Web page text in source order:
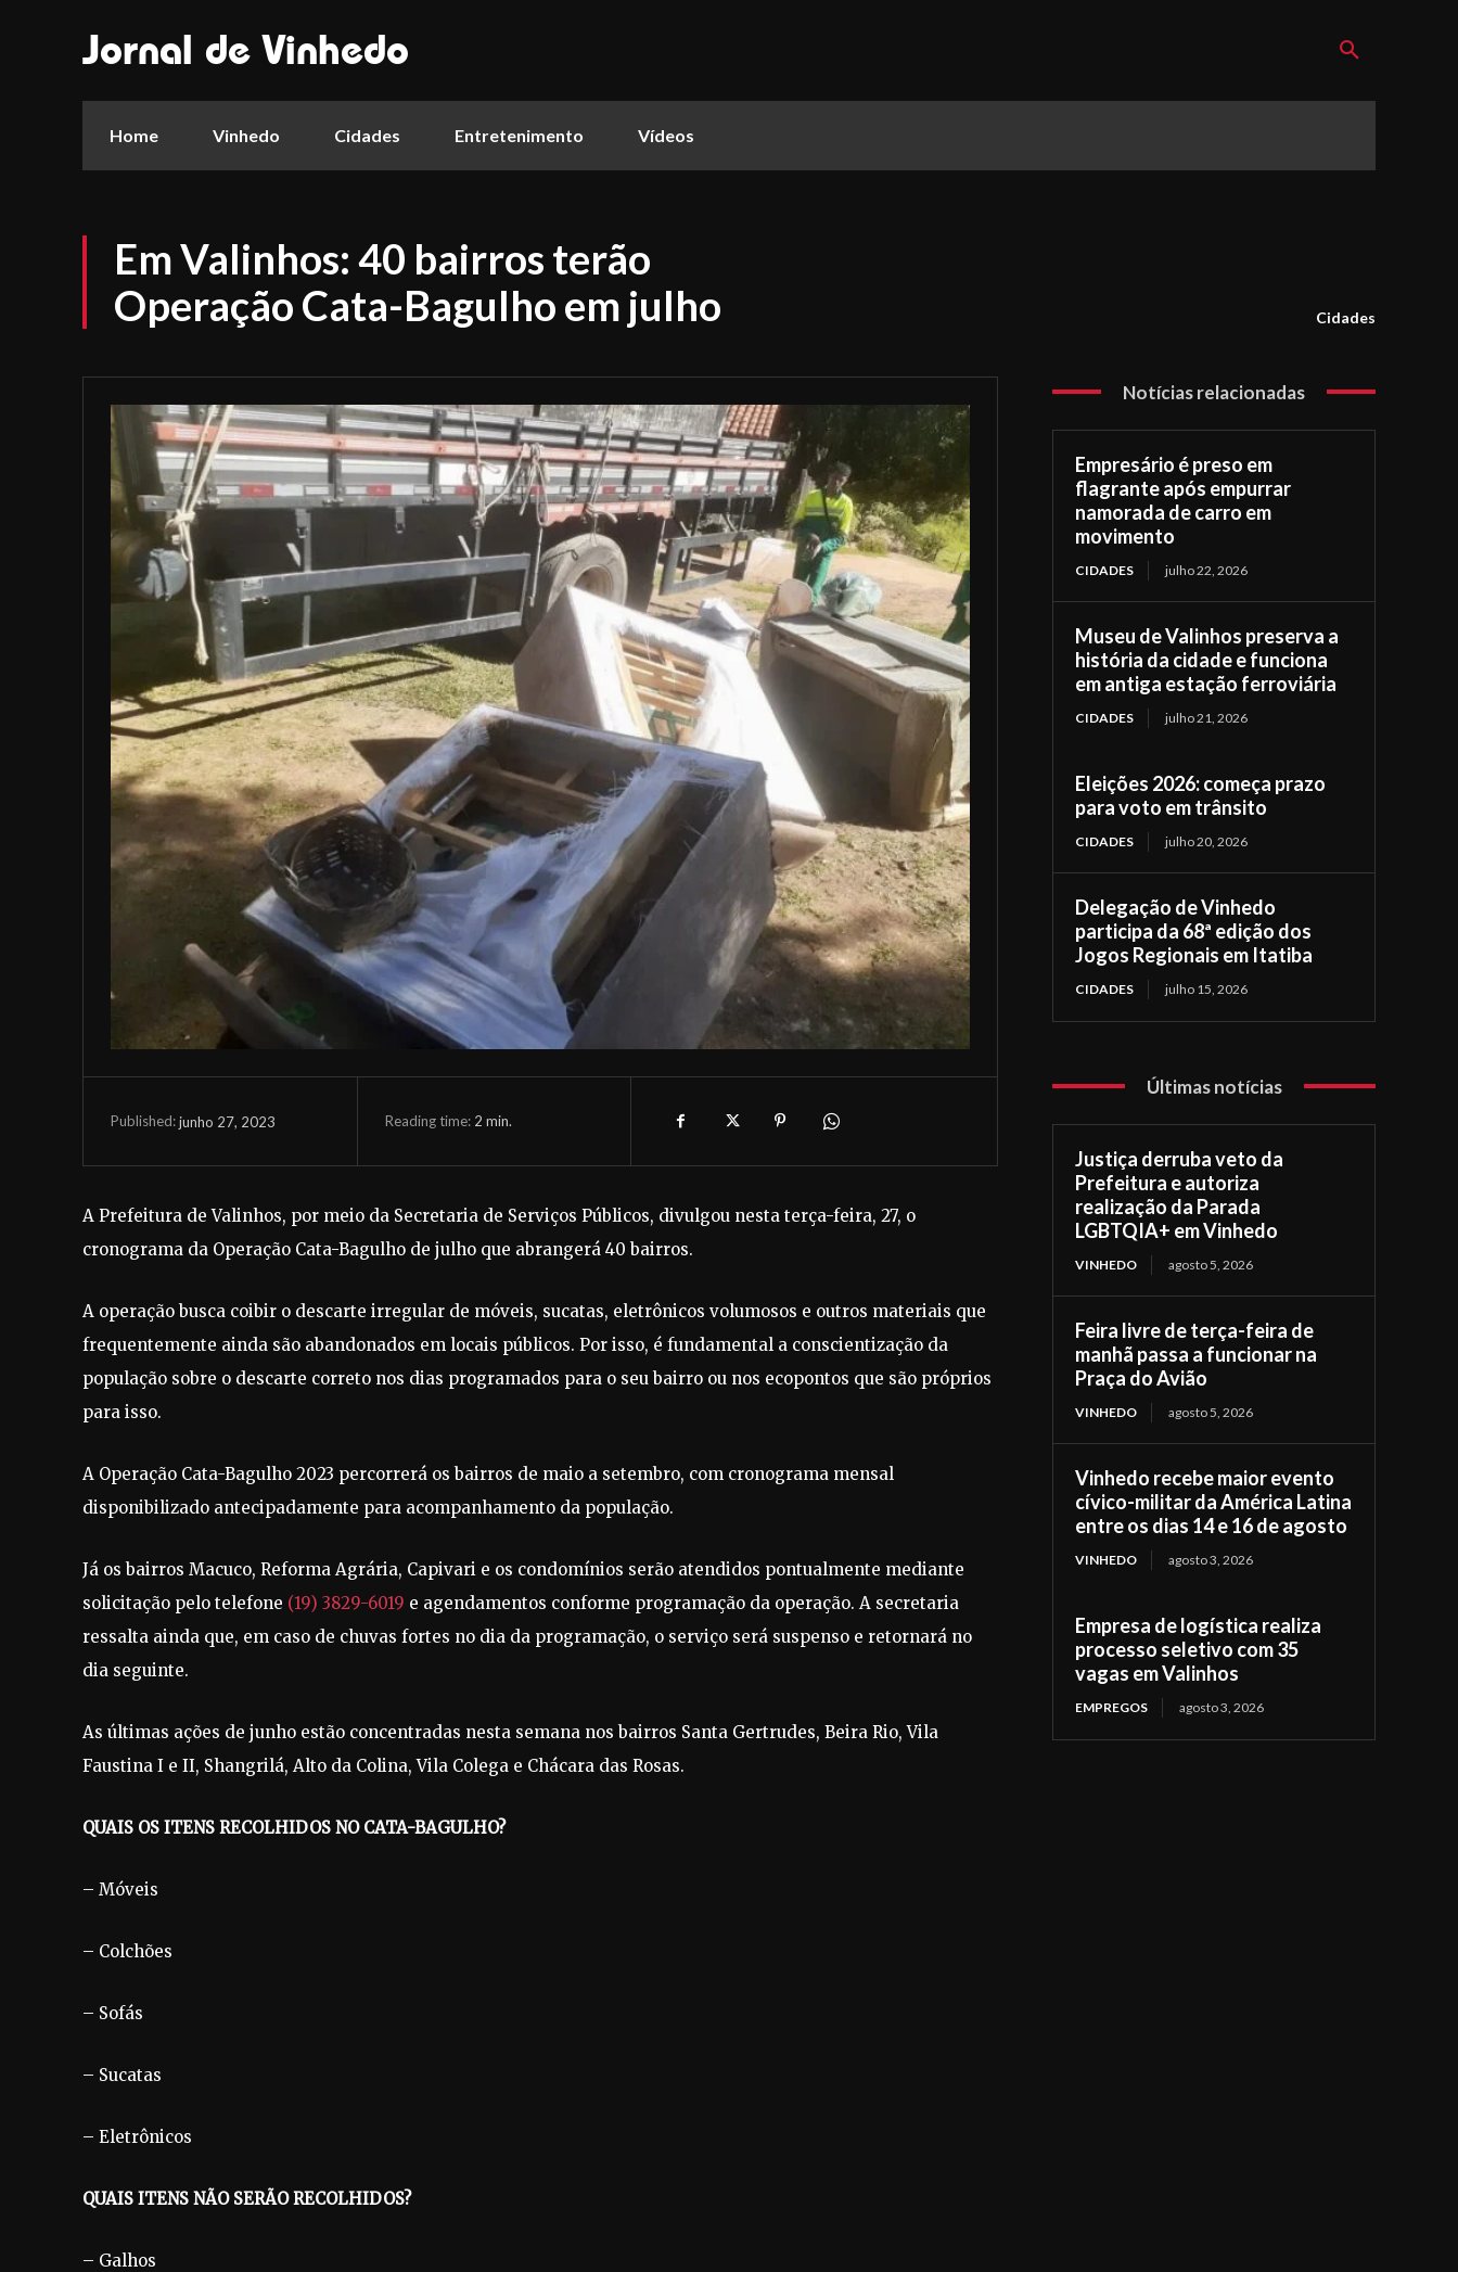
Jornal de Vinhedo
Home Vinhedo Cidades Entretenimento Vídeos
Em Valinhos: 40 bairros terão
Operação Cata-Bagulho em julho
Cidades
Published:junho 27, 2023 Reading time: 2 min.
A Prefeitura de Valinhos, por meio da Secretaria de Serviços Públicos, divulgou nesta terça-feira, 27, o
cronograma da Operação Cata-Bagulho de julho que abrangerá 40 bairros.
A operação busca coibir o descarte irregular de móveis, sucatas, eletrônicos volumosos e outros materiais que
frequentemente ainda são abandonados em locais públicos. Por isso, é fundamental a conscientização da
população sobre o descarte correto nos dias programados para o seu bairro ou nos ecopontos que são próprios
para isso.
A Operação Cata-Bagulho 2023 percorrerá os bairros de maio a setembro, com cronograma mensal
disponibilizado antecipadamente para acompanhamento da população.
Já os bairros Macuco, Reforma Agrária, Capivari e os condomínios serão atendidos pontualmente mediante
solicitação pelo telefone (19) 3829-6019 e agendamentos conforme programação da operação. A secretaria
ressalta ainda que, em caso de chuvas fortes no dia da programação, o serviço será suspenso e retornará no
dia seguinte.
As últimas ações de junho estão concentradas nesta semana nos bairros Santa Gertrudes, Beira Rio, Vila
Faustina I e II, Shangrilá, Alto da Colina, Vila Colega e Chácara das Rosas.
QUAIS OS ITENS RECOLHIDOS NO CATA-BAGULHO?
– Móveis
– Colchões
– Sofás
– Sucatas
– Eletrônicos
QUAIS ITENS NÃO SERÃO RECOLHIDOS?
– Galhos
Notícias relacionadas
Empresário é preso em
flagrante após empurrar
namorada de carro em
movimento
CIDADES julho 22, 2026
Museu de Valinhos preserva a
história da cidade e funciona
em antiga estação ferroviária
CIDADES julho 21, 2026
Eleições 2026: começa prazo
para voto em trânsito
CIDADES julho 20, 2026
Delegação de Vinhedo
participa da 68ª edição dos
Jogos Regionais em Itatiba
CIDADES julho 15, 2026
Últimas notícias
Justiça derruba veto da
Prefeitura e autoriza
realização da Parada
LGBTQIA+ em Vinhedo
VINHEDO agosto 5, 2026
Feira livre de terça-feira de
manhã passa a funcionar na
Praça do Avião
VINHEDO agosto 5, 2026
Vinhedo recebe maior evento
cívico-militar da América Latina
entre os dias 14 e 16 de agosto
VINHEDO agosto 3, 2026
Empresa de logística realiza
processo seletivo com 35
vagas em Valinhos
EMPREGOS agosto 3, 2026